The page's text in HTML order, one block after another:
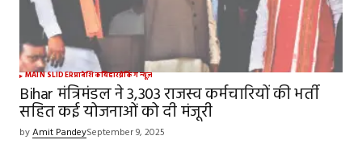
MAIN SLIDERप्रादेशिकबिहारब्रेकिंग न्यूज़
Bihar मंत्रिमंडल ने 3,303 राजस्व कर्मचारियों की भर्ती
सहित कई योजनाओं को दी मंजूरी
byAmit PandeySeptember 9, 2025